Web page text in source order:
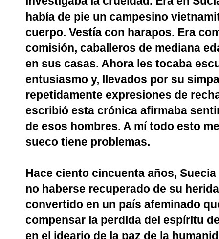
había de pie un campesino
cuerpo. Vestía con harapos. Era
comisión, caballeros de mediana
en sus casas. Ahora les tocaba
entusiasmo y, llevados por su
repetidamente expresiones de
escribió esta crónica afirmaba
de esos hombres. A mí todo esto
sueco tiene problemas.
Hace ciento cincuenta años,
no haberse recuperado de su
convertido en un país afeminado
compensar la perdida del espíritu
en el ideario de la paz de la